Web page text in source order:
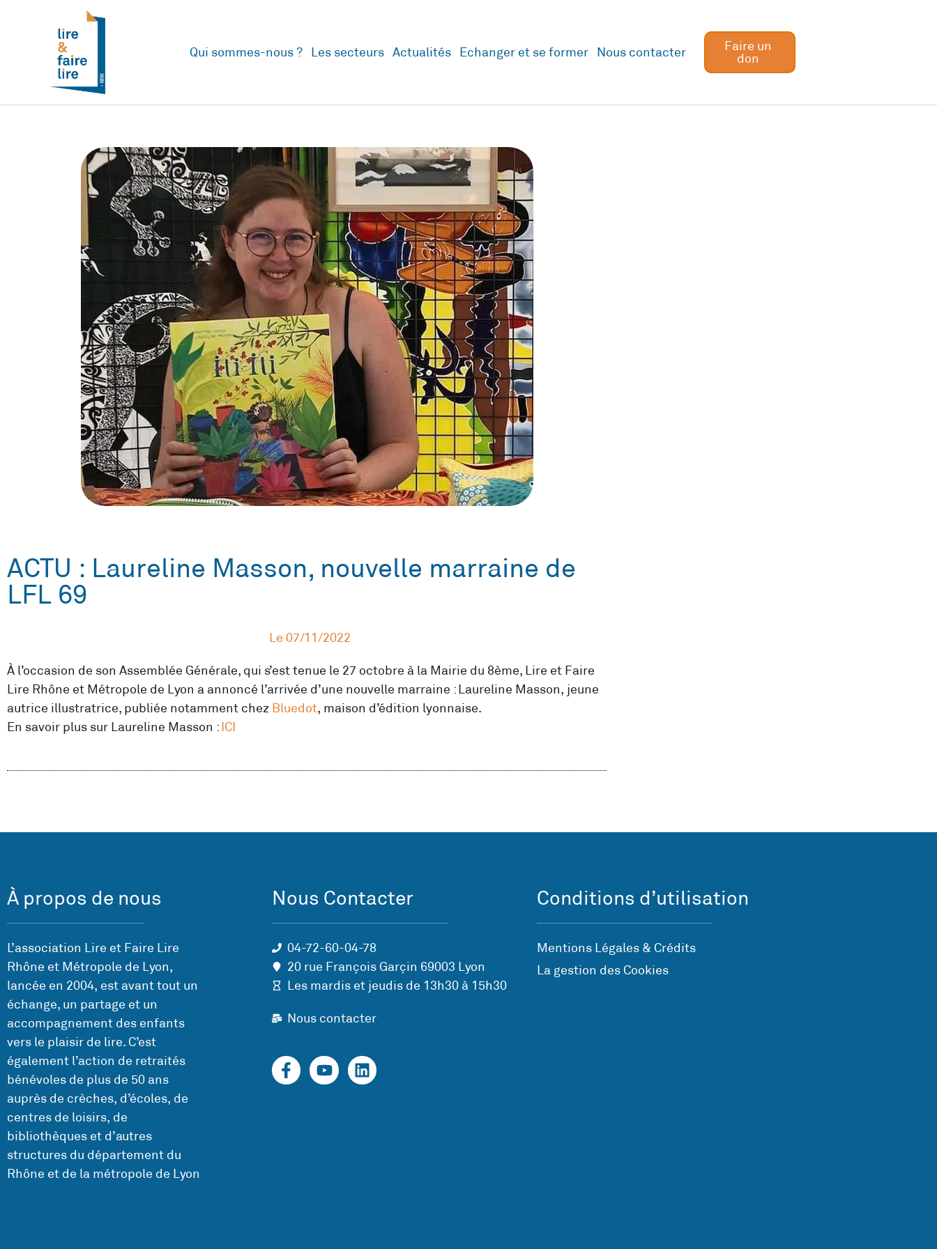
Qui sommes-nous ? Les secteurs Actualités Echanger et se former Nous contacter
Faire un
don
ACTU : Laureline Masson, nouvelle marraine de
LFL 69
Le 07/11/2022
À l’occasion de son Assemblée Générale, qui s’est tenue le 27 octobre à la Mairie du 8ème, Lire et Faire
Lire Rhône et Métropole de Lyon a annoncé l’arrivée d’une nouvelle marraine : Laureline Masson, jeune
autrice illustratrice, publiée notamment chez Bluedot, maison d’édition lyonnaise.
En savoir plus sur Laureline Masson :ICI
À propos de nous
L’association Lire et Faire Lire
Rhône et Métropole de Lyon,
lancée en 2004, est avant tout un
échange, un partage et un
accompagnement des enfants
vers le plaisir de lire. C’est
également l’action de retraités
bénévoles de plus de 50 ans
auprès de crèches, d’écoles, de
centres de loisirs, de
bibliothèques et d’autres
structures du département du
Rhône et de la métropole de Lyon
Nous Contacter
04-72-60-04-78
20 rue François Garçin 69003 Lyon
Les mardis et jeudis de 13h30 à 15h30
Nous contacter
Conditions d’utilisation
Mentions Légales & Crédits
La gestion des Cookies